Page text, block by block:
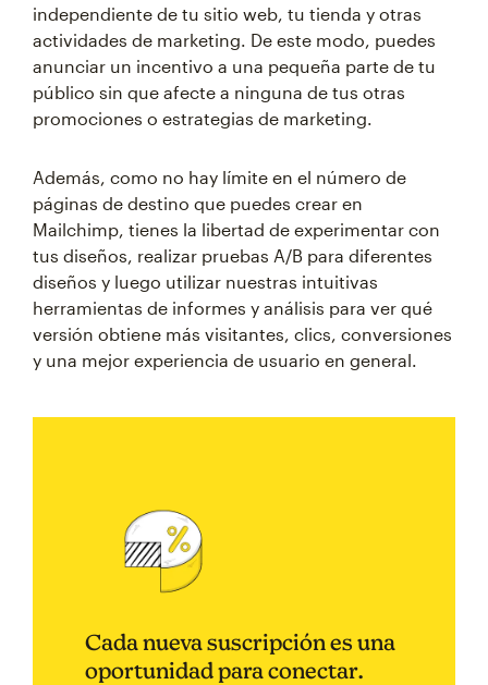
independiente de tu sitio web, tu tienda y otras
actividades de marketing. De este modo, puedes
anunciar un incentivo a una pequeña parte de tu
público sin que afecte a ninguna de tus otras
promociones o estrategias de marketing.
Además, como no hay límite en el número de
páginas de destino que puedes crear en
Mailchimp, tienes la libertad de experimentar con
tus diseños, realizar pruebas A/B para diferentes
diseños y luego utilizar nuestras intuitivas
herramientas de informes y análisis para ver qué
versión obtiene más visitantes, clics, conversiones
y una mejor experiencia de usuario en general.
Cada nueva suscripción es una
oportunidad para conectar.